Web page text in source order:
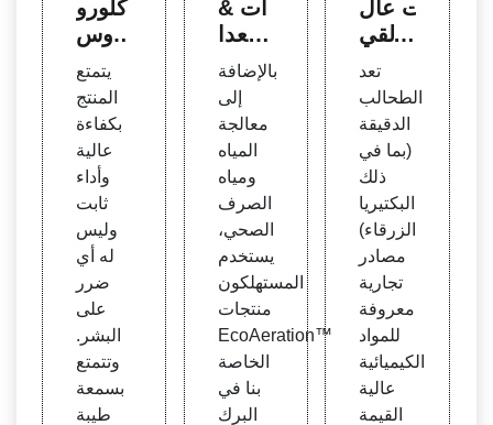
كلورو
أيزوس
ت ال
صودي
وم م
ن Ga
nsu
Qiyu
an C
hrom
ate
يتمتع
المنتج
بكفاءة
عالية
وأداء
ثابت
وليس
له أي
ضرر
على
البشر.
وتتمتع
بسمعة
طيبة
ات &
معدا
ت تهو
ية | F
luen
ce
بالإضافة
إلى
معالجة
المياه
ومياه
الصرف
الصحي،
يستخدم
المستهلكون
منتجات
EcoAeration™
الخاصة
بنا في
البرك
ت عال
ية القي
ن الط
حالب
الدقيق
ة - تط
ورها
تعد
الطحالب
الدقيقة
(بما في
ذلك
البكتيريا
الزرقاء)
مصادر
تجارية
معروفة
للمواد
الكيميائية
عالية
القيمة